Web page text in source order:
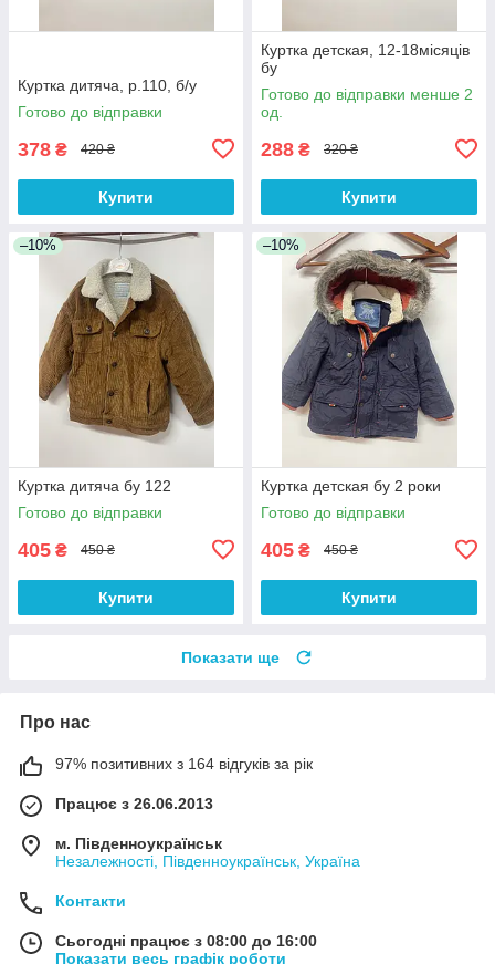
Куртка дитяча, р.110, б/у
Готово до відправки
378 ₴ 420 ₴
Купити
Куртка детская, 12-18місяців
бу
Готово до відправки менше 2
од.
288 ₴ 320 ₴
Купити
–10%
Куртка дитяча бу 122
Готово до відправки
405 ₴ 450 ₴
Купити
–10%
Куртка детская бу 2 роки
Готово до відправки
405 ₴ 450 ₴
Купити
Показати ще
Про нас
97% позитивних з 164 відгуків за рік
Працює з 26.06.2013
м. Південноукраїнськ
Незалежності, Південноукраїнськ, Україна
Контакти
Сьогодні працює з 08:00 до 16:00
Показати весь графік роботи